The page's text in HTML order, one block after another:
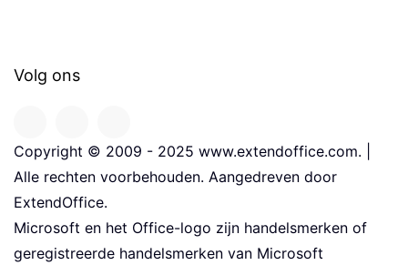
Volg ons
Copyright © 2009 - 2025 www.extendoffice.com. |
Alle rechten voorbehouden. Aangedreven door
ExtendOffice.
Microsoft en het Office-logo zijn handelsmerken of
geregistreerde handelsmerken van Microsoft